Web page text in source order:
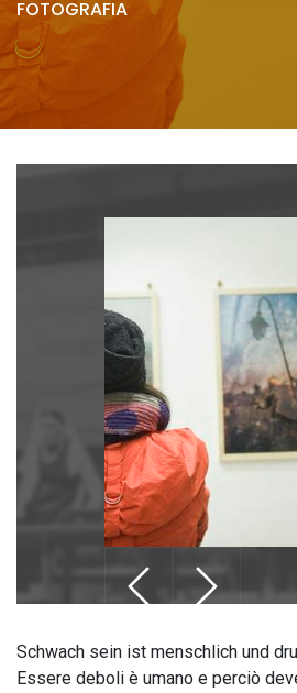
FOTOGRAFIA
Schwach sein ist menschlich und
Essere deboli è umano e perciò